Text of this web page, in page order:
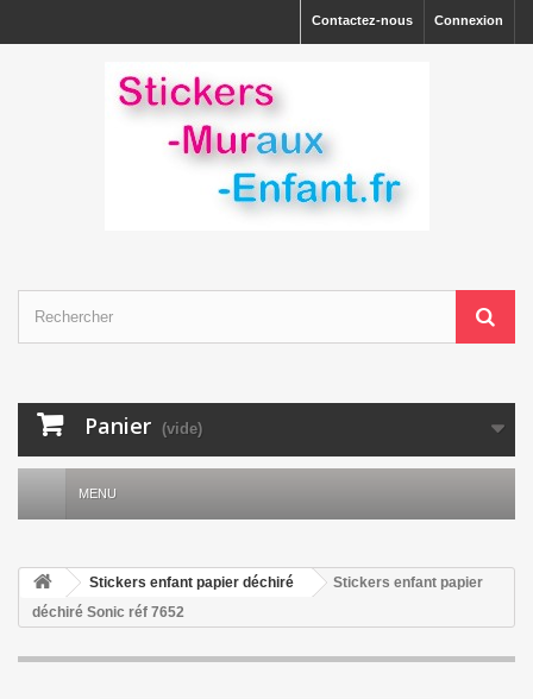
Connexion
Contactez-nous
Panier (vide)
MENU
Stickers enfant papier déchiré
Stickers enfant papier
déchiré Sonic réf 7652